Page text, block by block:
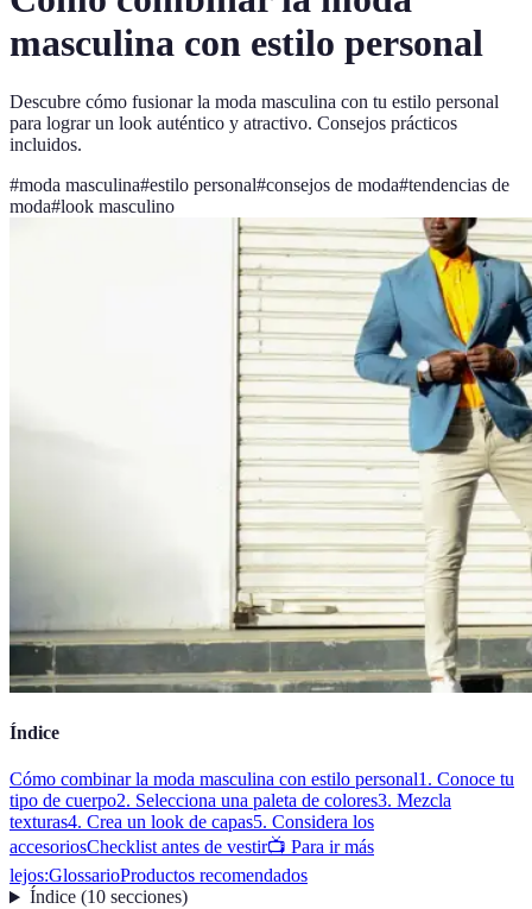
masculina con estilo personal
Descubre cómo fusionar la moda masculina con tu estilo personal
para lograr un look auténtico y atractivo. Consejos prácticos
incluidos.
#moda masculina#estilo personal#consejos de moda#tendencias de
moda#look masculino
Índice
Cómo combinar la moda masculina con estilo personal1. Conoce tu
tipo de cuerpo2. Selecciona una paleta de colores3. Mezcla
texturas4. Crea un look de capas5. Considera los
accesoriosChecklist antes de vestir📺 Para ir más
lejos:GlossarioProductos recomendados
Índice(10 secciones)